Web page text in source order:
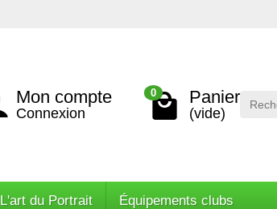
Mon compte
Connexion
0 Panier
(vide)
L'art du Portrait Équipements clubs